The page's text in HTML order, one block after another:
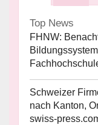
Top News
FHNW:
Bildungssystem
Schweizer
nach Kanton,
swiss-